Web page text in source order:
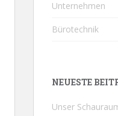
Unternehmen
Bürotechnik
NEUESTE
Unser